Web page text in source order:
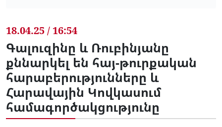
18.04.25 / 16:54
Գալուզինը և Ռուբինյանը
քննարկել են հայ-թուրքական
հարաբերությունները և
Հարավային Կովկասում
համագործակցությունը